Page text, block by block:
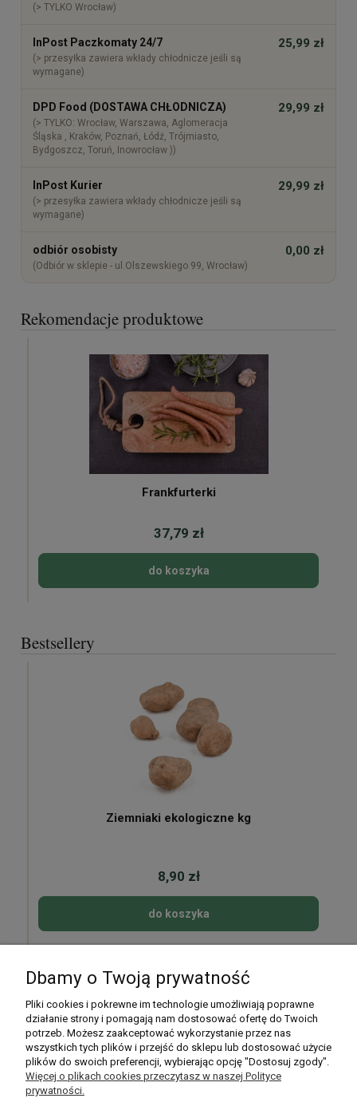
(> TYLKO Wrocław)
InPost Paczkomaty 24/7
(> przesyłka zawiera wkłady chłodnicze jeśli są
wymagane)
25,99 zł
DPD Food (DOSTAWA CHŁODNICZA)
(> TYLKO: Wrocław, Warszawa, Aglomeracja
Śląska , Kraków, Poznań, Łódź, Trójmiasto,
Bydgoszcz, Toruń, Inowrocław ))
29,99 zł
InPost Kurier
(> przesyłka zawiera wkłady chłodnicze jeśli są
wymagane)
29,99 zł
odbiór osobisty
(Odbiór w sklepie - ul.Olszewskiego 99, Wrocław)
0,00 zł
Rekomendacje produktowe
Frankfurterki
37,79 zł
do koszyka
Bestsellery
Ziemniaki ekologiczne kg
8,90 zł
do koszyka
Moje konto
Płatności i dostawa
Dbamy o Twoją prywatność
Pliki cookies i pokrewne im technologie umożliwiają poprawne
działanie strony i pomagają nam dostosować ofertę do Twoich
potrzeb. Możesz zaakceptować wykorzystanie przez nas
wszystkich tych plików i przejść do sklepu lub dostosować użycie
plików do swoich preferencji, wybierając opcję "Dostosuj zgody".
Więcej o plikach cookies przeczytasz w naszej Polityce
prywatności.